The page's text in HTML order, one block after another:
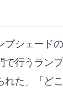
プシェード
で行うラン
れた」「ど